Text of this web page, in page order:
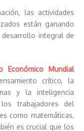
las actividades
están ganando
integral de
Económico Mundial
crítico, la
y la inteligencia
trabajadores del
como matemáticas,
es crucial que los